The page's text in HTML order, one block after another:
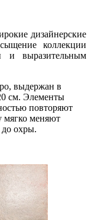
дизайнерские
коллекции
и выразительным
выдержан в
см. Элементы
повторяют
мягко меняют
до охры.